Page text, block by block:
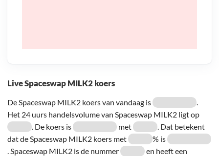
Live Spaceswap MILK2 koers
De Spaceswap MILK2 koers van vandaag is
.
Het 24 uurs handelsvolume van Spaceswap MILK2 ligt op
. De koers is
met
. Dat betekent
dat de Spaceswap MILK2 koers met
% is
. Spaceswap MILK2 is de nummer
en heeft een